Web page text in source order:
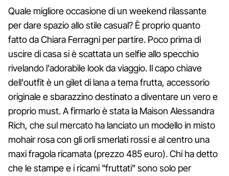
Quale migliore occasione di un weekend rilassante
per dare spazio allo stile casual? È proprio quanto
fatto da Chiara Ferragni per partire. Poco prima di
uscire di casa si è scattata un selfie allo specchio
rivelando l'adorabile look da viaggio. Il capo chiave
dell'outfit è un gilet di lana a tema frutta, accessorio
originale e sbarazzino destinato a diventare un vero e
proprio must. A firmarlo è stata la Maison Alessandra
Rich, che sul mercato ha lanciato un modello in misto
mohair rosa con gli orli smerlati rossi e al centro una
maxi fragola ricamata (prezzo 485 euro). Chi ha detto
che le stampe e i ricami "fruttati" sono solo per